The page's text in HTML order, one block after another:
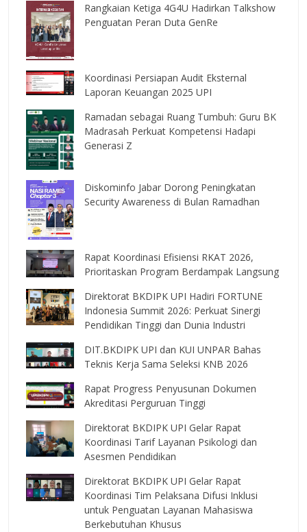
Rangkaian Ketiga 4G4U Hadirkan Talkshow
Penguatan Peran Duta GenRe
Koordinasi Persiapan Audit Eksternal
Laporan Keuangan 2025 UPI
Ramadan sebagai Ruang Tumbuh: Guru BK
Madrasah Perkuat Kompetensi Hadapi
Generasi Z
Diskominfo Jabar Dorong Peningkatan
Security Awareness di Bulan Ramadhan
Rapat Koordinasi Efisiensi RKAT 2026,
Prioritaskan Program Berdampak Langsung
Direktorat BKDIPK UPI Hadiri FORTUNE
Indonesia Summit 2026: Perkuat Sinergi
Pendidikan Tinggi dan Dunia Industri
DIT.BKDIPK UPI dan KUI UNPAR Bahas
Teknis Kerja Sama Seleksi KNB 2026
Rapat Progress Penyusunan Dokumen
Akreditasi Perguruan Tinggi
Direktorat BKDIPK UPI Gelar Rapat
Koordinasi Tarif Layanan Psikologi dan
Asesmen Pendidikan
Direktorat BKDIPK UPI Gelar Rapat
Koordinasi Tim Pelaksana Difusi Inklusi
untuk Penguatan Layanan Mahasiswa
Berkebutuhan Khusus